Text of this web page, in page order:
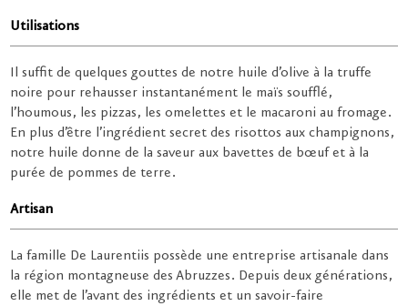
Utilisations
Il suffit de quelques gouttes de notre huile d’olive à la truffe
noire pour rehausser instantanément le maïs soufflé,
l’houmous, les pizzas, les omelettes et le macaroni au fromage.
En plus d’être l’ingrédient secret des risottos aux champignons,
notre huile donne de la saveur aux bavettes de bœuf et à la
purée de pommes de terre.
Artisan
La famille De Laurentiis possède une entreprise artisanale dans
la région montagneuse des Abruzzes. Depuis deux générations,
elle met de l’avant des ingrédients et un savoir-faire